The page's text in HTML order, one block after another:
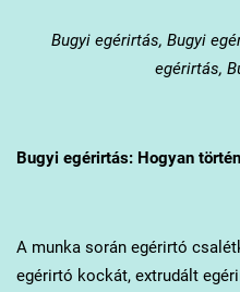
Bugyi egérirtás, Bugyi
egérirtás,
Bugyi egérirtás: Hogyan
A munka során egérirtó
egérirtó kockát, extrudált